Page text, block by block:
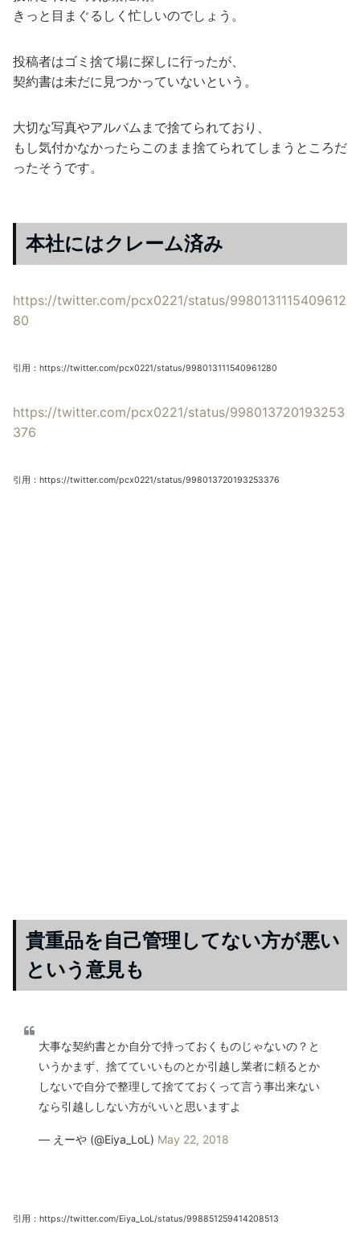
きっと目まぐるしく忙しいのでしょう。
投稿者はゴミ捨て場に探しに行ったが、
契約書は未だに見つかっていないという。
大切な写真やアルバムまで捨てられており、
もし気付かなかったらこのまま捨てられてしまうところだ
ったそうです。
本社にはクレーム済み
https://twitter.com/pcx0221/status/9980131115409612
80
引用：https://twitter.com/pcx0221/status/998013111540961280
https://twitter.com/pcx0221/status/998013720193253
376
引用：https://twitter.com/pcx0221/status/998013720193253376
貴重品を自己管理してない方が悪い
という意見も
大事な契約書とか自分で持っておくものじゃないの？と
いうかまず、捨てていいものとか引越し業者に頼るとか
しないで自分で整理して捨てておくって言う事出来ない
なら引越ししない方がいいと思いますよ
— えーや (@Eiya_LoL) May 22, 2018
引用：https://twitter.com/Eiya_LoL/status/998851259414208513